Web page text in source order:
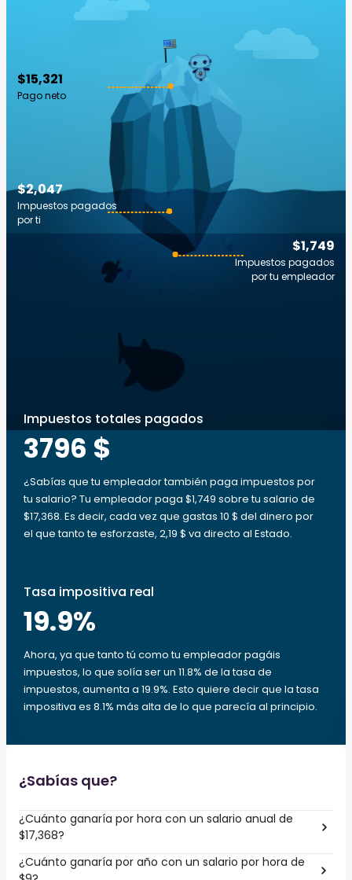
$15,321
Pago neto
$1,749
Impuestos pagados
por tu empleador
$2,047
Impuestos pagados
por ti
Impuestos totales pagados
3796 $
¿Sabías que tu empleador también paga impuestos por
tu salario? Tu empleador paga $1,749 sobre tu salario de
$17,368. Es decir, cada vez que gastas 10 $ del dinero por
el que tanto te esforzaste, 2,19 $ va directo al Estado.
Tasa impositiva real
19.9%
Ahora, ya que tanto tú como tu empleador pagáis
impuestos, lo que solía ser un 11.8% de la tasa de
impuestos, aumenta a 19.9%. Esto quiere decir que la tasa
impositiva es 8.1% más alta de lo que parecía al principio.
¿Sabías que?
¿Cuánto ganaría por hora con un salario anual de
$17,368?
¿Cuánto ganaría por año con un salario por hora de